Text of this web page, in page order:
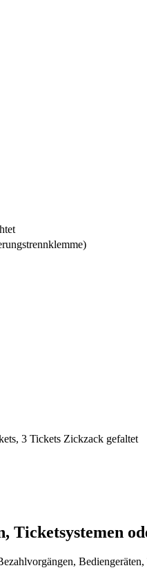
3 Tickets Zickzack gefaltet
Ticketsystemen